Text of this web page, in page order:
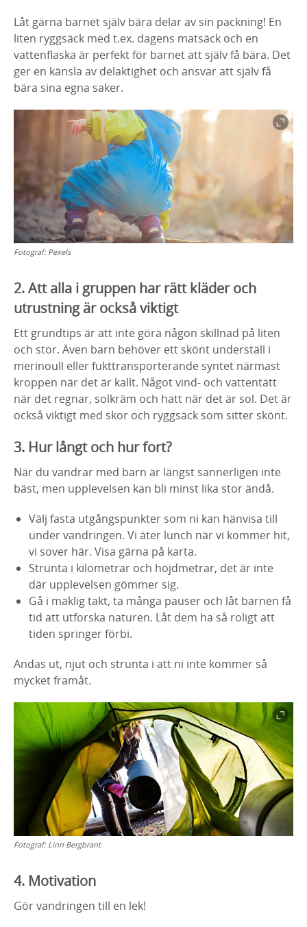
Låt gärna barnet själv bära delar av sin packning! En
liten ryggsäck med t.ex. dagens matsäck och en
vattenflaska är perfekt för barnet att själv få bära. Det
ger en känsla av delaktighet och ansvar att själv få
bära sina egna saker.
Fotograf: Pexels
2. Att alla i gruppen har rätt kläder och
utrustning är också viktigt
Ett grundtips är att inte göra någon skillnad på liten
och stor. Även barn behöver ett skönt underställ i
merinoull eller fukttransporterande syntet närmast
kroppen när det är kallt. Något vind- och vattentätt
när det regnar, solkräm och hatt när det är sol. Det är
också viktigt med skor och ryggsäck som sitter skönt.
3. Hur långt och hur fort?
När du vandrar med barn är längst sannerligen inte
bäst, men upplevelsen kan bli minst lika stor ändå.
Välj fasta utgångspunkter som ni kan hänvisa till
under vandringen. Vi äter lunch när vi kommer hit,
vi sover här. Visa gärna på karta.
Strunta i kilometrar och höjdmetrar, det är inte
där upplevelsen gömmer sig.
Gå i maklig takt, ta många pauser och låt barnen få
tid att utforska naturen. Låt dem ha så roligt att
tiden springer förbi.
Andas ut, njut och strunta i att ni inte kommer så
mycket framåt.
Fotograf: Linn Bergbrant
4. Motivation
Gör vandringen till en lek!